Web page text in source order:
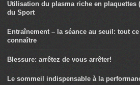
Utilisation du plasma riche en plaquettes
du Sport
Entraînement – la séance au seuil: tout
connaître
Blessure: arrêtez de vous arrêter!
Le sommeil indispensable à la